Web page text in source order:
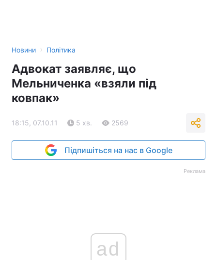
Новини › Політика
Адвокат заявляє, що
Мельниченка «взяли під
ковпак»
18:15, 07.10.11 5 хв. 2569
Підпишіться на нас в Google
Реклама
ad